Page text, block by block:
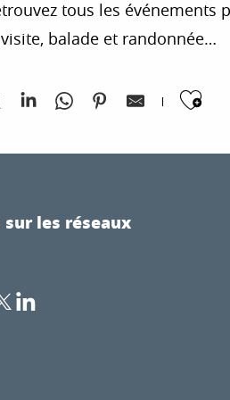
tous les
balade et randonnée…
sur les réseaux